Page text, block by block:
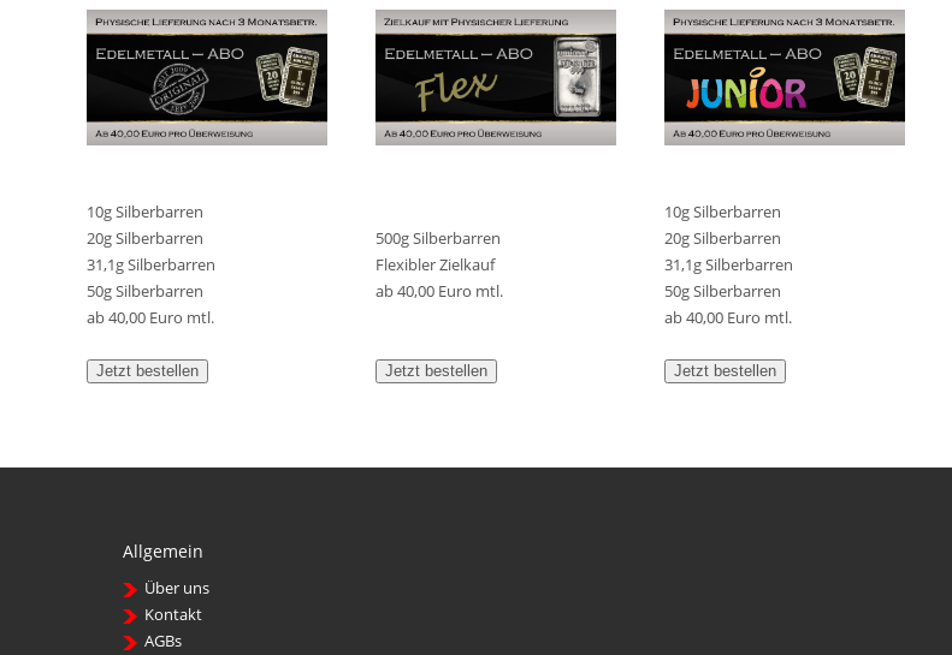
10g Silberbarren
20g Silberbarren
31,1g Silberbarren
50g Silberbarren
ab 40,00 Euro mtl.
500g Silberbarren
Flexibler Zielkauf
ab 40,00 Euro mtl.
10g Silberbarren
20g Silberbarren
31,1g Silberbarren
50g Silberbarren
ab 40,00 Euro mtl.
Jetzt bestellen Jetzt bestellen Jetzt bestellen
Allgemein
Über uns
Kontakt
AGBs